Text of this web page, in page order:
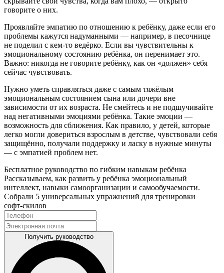
говорите о них.
Проявляйте эмпатию по отношению к ребёнку, даже если его
проблемы кажутся надуманными — например, в песочнице
не поделил с кем-то ведёрко. Если вы чувствительны к
эмоциональному состоянию ребёнка, он перенимает это.
Важно: никогда не говорите ребёнку, как он «должен» себя
сейчас чувствовать.
Нужно уметь справляться даже с самым тяжёлым
эмоциональным состоянием сына или дочери вне
зависимости от их возраста. Не смейтесь и не подшучивайте
над негативными эмоциями ребёнка. Такие эмоции —
возможность для сближения. Как правило, у детей, которые
легко могли довериться взрослым в детстве, чувствовали себя
защищённо, получали поддержку и ласку в нужные минуты
— с эмпатией проблем нет.
Бесплатное руководство по гибким навыкам ребёнка
Рассказываем, как развить у ребёнка эмоциональный
интеллект, навыки самоорганизации и самообучаемости.
Собрали 5 универсальных упражнений для тренировки
софт‑скилов
Получить руководство